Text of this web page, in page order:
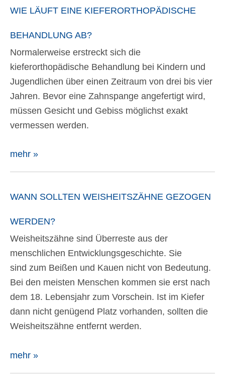
WIE LÄUFT EINE KIEFERORTHOPÄDISCHE
BEHANDLUNG AB?
Normalerweise erstreckt sich die
kieferorthopädische Behandlung bei Kindern und
Jugendlichen über einen Zeitraum von drei bis vier
Jahren. Bevor eine Zahnspange angefertigt wird,
müssen Gesicht und Gebiss möglichst exakt
vermessen werden.
mehr »
WANN SOLLTEN WEISHEITSZÄHNE GEZOGEN
WERDEN?
Weisheitszähne sind Überreste aus der
menschlichen Entwicklungsgeschichte. Sie
sind zum Beißen und Kauen nicht von Bedeutung.
Bei den meisten Menschen kommen sie erst nach
dem 18. Lebensjahr zum Vorschein. Ist im Kiefer
dann nicht genügend Platz vorhanden, sollten die
Weisheitszähne entfernt werden.
mehr »